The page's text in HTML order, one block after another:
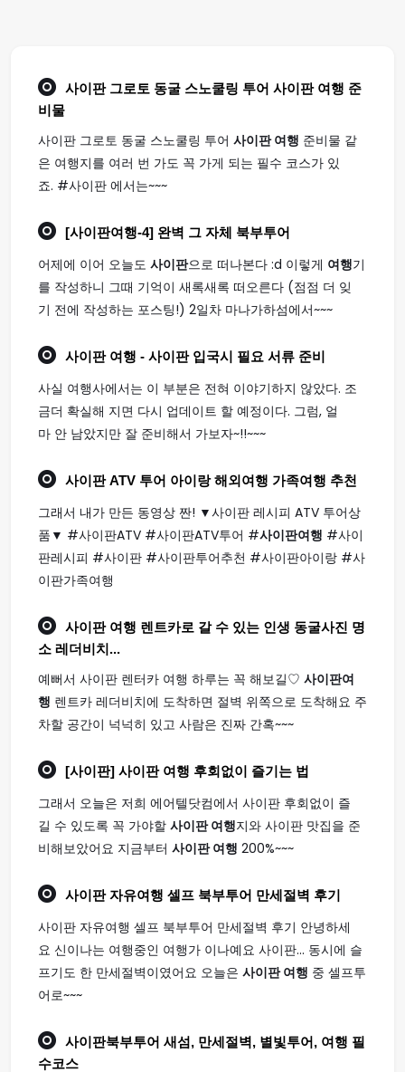
사이판 그로토 동굴 스노쿨링 투어 사이판 여행 준
비물
사이판 그로토 동굴 스노쿨링 투어 사이판 여행 준비물 같
은 여행지를 여러 번 가도 꼭 가게 되는 필수 코스가 있
죠. #사이판 에서는~~~
[사이판여행-4] 완벽 그 자체 북부투어
어제에 이어 오늘도 사이판으로 떠나본다 :d 이렇게 여행기
를 작성하니 그때 기억이 새록새록 떠오른다 (점점 더 잊
기 전에 작성하는 포스팅!) 2일차 마나가하섬에서~~~
사이판 여행 - 사이판 입국시 필요 서류 준비
사실 여행사에서는 이 부분은 전혀 이야기하지 않았다. 조
금더 확실해 지면 다시 업데이트 할 예정이다. 그럼, 얼
마 안 남았지만 잘 준비해서 가보자~!!~~~
사이판ATV 투어 아이랑 해외 여행 가족여행 추천
그래서 내가 만든 동영상 짠! ▼사이판 레시피 ATV 투어상
품▼ #사이판ATV #사이판ATV투어 #사이판여행 #사이
판레시피 #사이판 #사이판투어추천 #사이판아이랑 #사
이판가족여행
사이판 여행 렌트카로 갈 수 있는 인생 동굴사진 명
소 레더비치...
예뻐서 사이판 렌터카 여행 하루는 꼭 해보길♡ 사이판여
행 렌트카 레더비치에 도착하면 절벽 위쪽으로 도착해요 주
차할 공간이 넉넉히 있고 사람은 진짜 간혹~~~
[사이판] 사이판 여행 후회없이 즐기는 법
그래서 오늘은 저희 에어텔닷컴에서 사이판 후회없이 즐
길 수 있도록 꼭 가야할 사이판 여행지와 사이판 맛집을 준
비해보았어요 지금부터 사이판 여행 200%~~~
사이판자유여행 셀프 북부투어 만세절벽 후기
사이판 자유여행 셀프 북부투어 만세절벽 후기 안녕하세
요 신이나는 여행중인 여행가 이나예요 사이판... 동시에 슬
프기도 한 만세절벽이였어요 오늘은 사이판 여행 중 셀프투
어로~~~
사이판북부투어 새섬, 만세절벽, 별빛투어, 여행 필
수코스